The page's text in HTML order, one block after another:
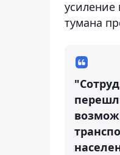
усиление
тумана